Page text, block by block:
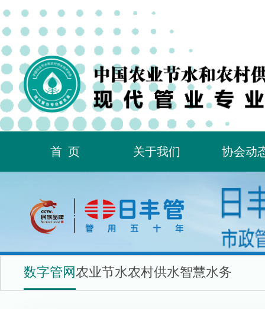
首页 关于我们 协会动
数字管网农业节水农村供水智慧水务